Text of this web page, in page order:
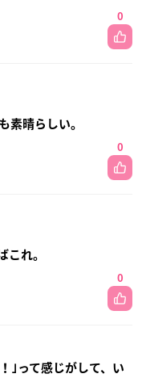
0
素晴らしい。
0
これ。
0
｣って感じがして、い